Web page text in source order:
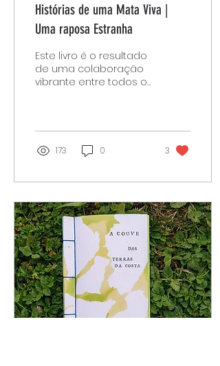
Histórias de uma Mata Viva |
Uma raposa Estranha
Este livro é o resultado
de uma colaboração
vibrante entre todos os
173 0 3